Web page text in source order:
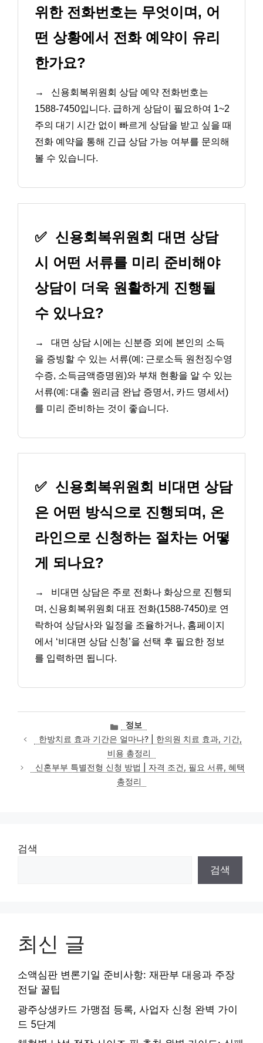
위한 전화번호는 무엇이며, 어
떤 상황에서 전화 예약이 유리
한가요?
→
신용회복위원회 상담 예약 전화번호는
1588-7450입니다. 급하게 상담이 필요하여 1~2
주의 대기 시간 없이 빠르게 상담을 받고 싶을 때
전화 예약을 통해 긴급 상담 가능 여부를 문의해
볼 수 있습니다.
✅ 신용회복위원회 대면 상담
시 어떤 서류를 미리 준비해야
상담이 더욱 원활하게 진행될
수 있나요?
→
대면 상담 시에는 신분증 외에 본인의 소득
을 증빙할 수 있는 서류(예: 근로소득 원천징수영
수증, 소득금액증명원)와 부채 현황을 알 수 있는
서류(예: 대출 원리금 완납 증명서, 카드 명세서)
를 미리 준비하는 것이 좋습니다.
✅ 신용회복위원회 비대면 상담
은 어떤 방식으로 진행되며, 온
라인으로 신청하는 절차는 어떻
게 되나요?
→
비대면 상담은 주로 전화나 화상으로 진행되
며, 신용회복위원회 대표 전화(1588-7450)로 연
락하여 상담사와 일정을 조율하거나, 홈페이지
에서 ‘비대면 상담 신청’을 선택 후 필요한 정보
를 입력하면 됩니다.
카
테
고
리
정보
한방치료 효과 기간은 얼마나? | 한의원 치료 효과, 기간,
비용 총정리
신혼부부 특별전형 신청 방법 | 자격 조건, 필요 서류, 혜택
총정리
검색
검색
최신 글
소액심판 변론기일 준비사항: 재판부 대응과 주장
전달 꿀팁
광주상생카드 가맹점 등록, 사업자 신청 완벽 가이
드 5단계